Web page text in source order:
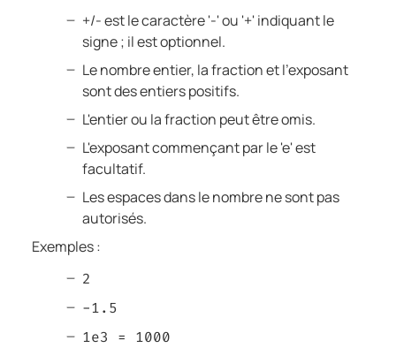
+/- est le caractère '-' ou '+' indiquant le
signe ; il est optionnel.
Le nombre entier, la fraction et l'exposant
sont des entiers positifs.
L'entier ou la fraction peut être omis.
L'exposant commençant par le 'e' est
facultatif.
Les espaces dans le nombre ne sont pas
autorisés.
Exemples :
2
-1.5
1e3 = 1000